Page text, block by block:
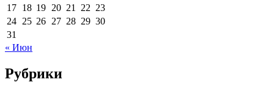
17 18 19 20 21 22 23
24 25 26 27 28 29 30
31
« Июн
Рубрики